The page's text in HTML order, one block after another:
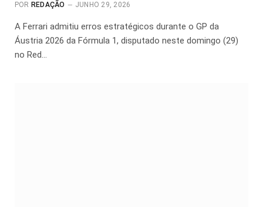
POR REDAÇÃO JUNHO 29, 2026
A Ferrari admitiu erros estratégicos durante o GP da
Áustria 2026 da Fórmula 1, disputado neste domingo (29)
no Red…